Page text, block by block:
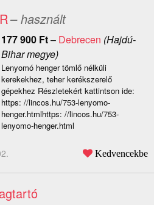
– használt
177 900 Ft– Debrecen (Hajdú-
Bihar megye)
Lenyomó henger tömlő nélküli
kerekekhez, teher kerékszerelő
gépekhez Részletekért kattintson ide:
https: //lincos.hu/753-lenyomo-
henger.htmlhttps: //lincos.hu/753-
lenyomo-henger.html
Kedvencekbe